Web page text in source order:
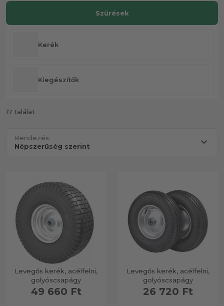
Kerék
Kiegészítők
17 találat
Rendezés:
Levegős kerék, acélfelni,
golyóscsapágy
49 660 Ft
Levegős kerék, acélfelni,
golyóscsapágy
26 720 Ft
Szűrések